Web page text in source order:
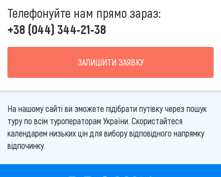
Телефонуйте нам прямо зараз:
+38 (044) 344-21-38
ЗАЛИШИТИ ЗАЯВКУ
На нашому сайті ви зможете підібрати путівку через пошук
туру по всім туроператорам України. Скористайтеся
календарем низьких цін для вибору відповідного напрямку
відпочинку.